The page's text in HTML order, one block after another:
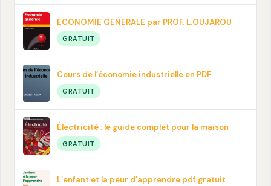
ECONOMIE GENERALE par PROF. L.OUJAROU
GRATUIT
Cours de l’économie industrielle en PDF
GRATUIT
Électricité : le guide complet pour la maison
GRATUIT
L’enfant et la peur d’apprendre pdf gratuit